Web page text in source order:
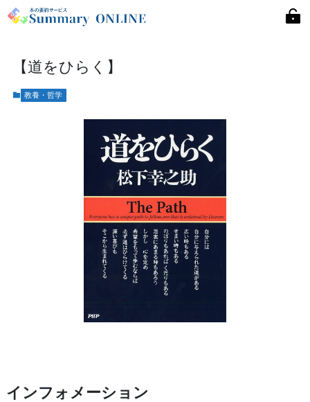
【道をひらく】
教養・哲学
インフォメーション